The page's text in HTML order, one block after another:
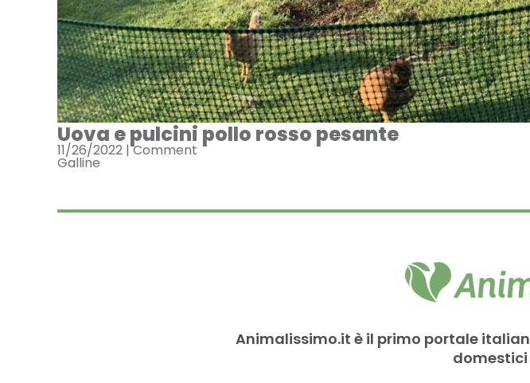
Uova e pulcini pollo rosso pesante
11/26/2022 |Comment
Galline
Animalissimo.it è il primo portale
domestici